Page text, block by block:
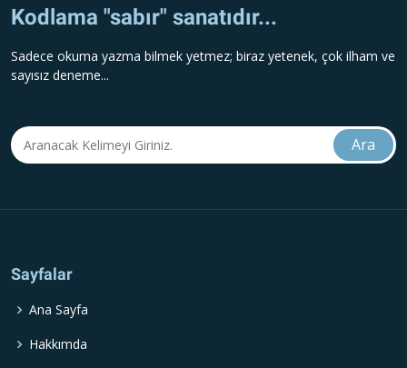
Kodlama "sabır" sanatıdır...
Sadece okuma yazma bilmek yetmez; biraz yetenek, çok ilham ve
sayısız deneme...
Sayfalar
Ana Sayfa
Hakkımda